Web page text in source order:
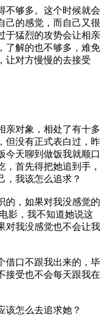
够多。这个时候就会
己的感觉，而自己又很
于猛烈的攻势会让相亲
了解的也不够多，难免
让对方慢慢的去接受
对象，相处了有十多
但没有正式表白过，昨
今天聊到做饭我就顺口
首先得把她追到手，
，我该怎么追求？
，如果对我没感觉的
影，我不知道她说这
对我没感觉也不会让我
借口不跟我出来的，毕
接受也不会每天跟我在
怎么去追求她？